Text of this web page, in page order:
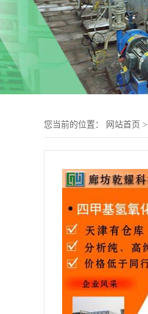
您当前的位置： 网站首页 >